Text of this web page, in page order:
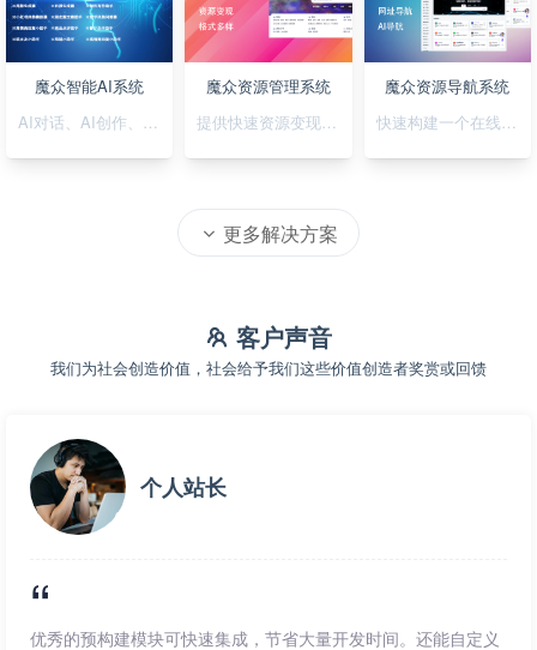
魔众智能AI系统
AI对话、AI创作、AI绘画
魔众资源管理系统
提供快速资源变现的在线系统
魔众资源导航系统
快速构建一个在线资源导航系统
更多解决方案
客户声音
我们为社会创造价值，社会给予我们这些价值创造者奖赏或回馈
个人站长
优秀的预构建模块可快速集成，节省大量开发时间。还能自定义